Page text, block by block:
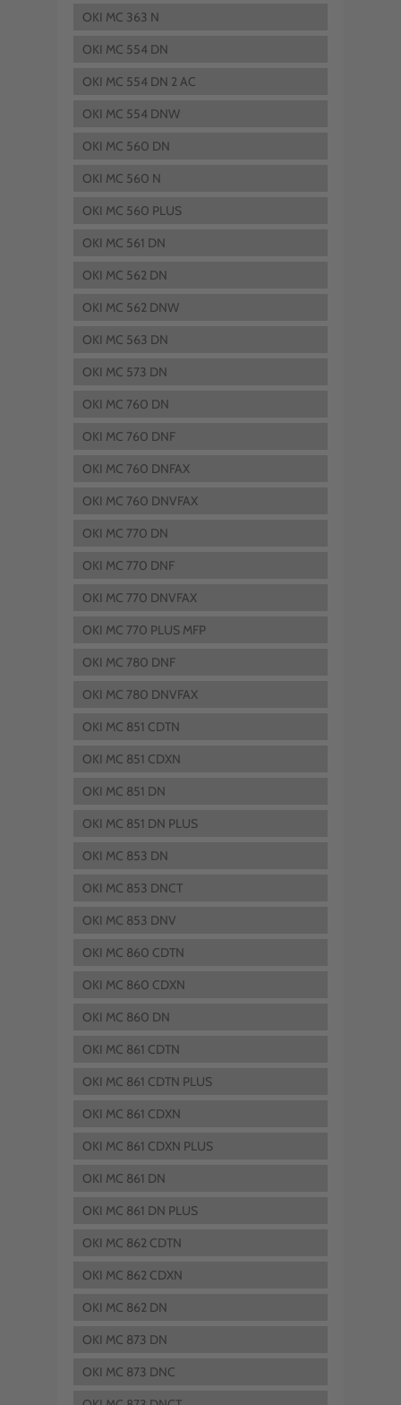
OKI MC 363 N
OKI MC 554 DN
OKI MC 554 DN 2 AC
OKI MC 554 DNW
OKI MC 560 DN
OKI MC 560 N
OKI MC 560 PLUS
OKI MC 561 DN
OKI MC 562 DN
OKI MC 562 DNW
OKI MC 563 DN
OKI MC 573 DN
OKI MC 760 DN
OKI MC 760 DNF
OKI MC 760 DNFAX
OKI MC 760 DNVFAX
OKI MC 770 DN
OKI MC 770 DNF
OKI MC 770 DNVFAX
OKI MC 770 PLUS MFP
OKI MC 780 DNF
OKI MC 780 DNVFAX
OKI MC 851 CDTN
OKI MC 851 CDXN
OKI MC 851 DN
OKI MC 851 DN PLUS
OKI MC 853 DN
OKI MC 853 DNCT
OKI MC 853 DNV
OKI MC 860 CDTN
OKI MC 860 CDXN
OKI MC 860 DN
OKI MC 861 CDTN
OKI MC 861 CDTN PLUS
OKI MC 861 CDXN
OKI MC 861 CDXN PLUS
OKI MC 861 DN
OKI MC 861 DN PLUS
OKI MC 862 CDTN
OKI MC 862 CDXN
OKI MC 862 DN
OKI MC 873 DN
OKI MC 873 DNC